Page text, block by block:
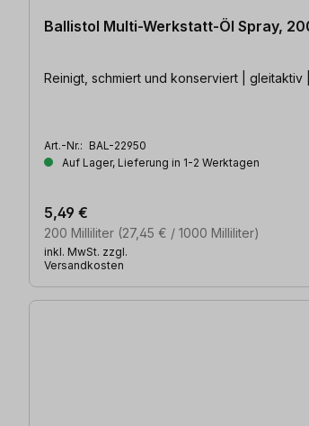
Ballistol Multi-Werkstatt-Öl Spray,
Reinigt, schmiert und konserviert | gleitaktiv
Art.-Nr.: BAL-22950
Auf Lager, Lieferung in 1-2 Werktagen
200 Milliliter (27,45 € / 1000 Milliliter)
5,49 €
inkl. MwSt. zzgl.
Versandkosten